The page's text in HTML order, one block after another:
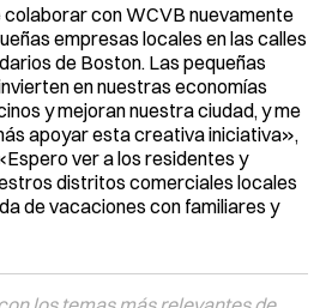
con WCVB nuevamente
empresas locales en las calles
de Boston. Las pequeñas
en nuestras economías
y mejoran nuestra ciudad, y me
apoyar esta creativa iniciativa»,
ver a los residentes y
distritos comerciales locales
de vacaciones con familiares y